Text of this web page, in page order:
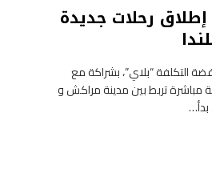
إطلاق رحلات جديدة
التكلفة “بلاي”، بشراكة مع
مباشرة تربط بين مدينة مراكش و